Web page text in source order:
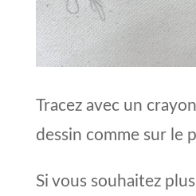
Tracez avec un
dessin comme sur le
Si vous souhaitez